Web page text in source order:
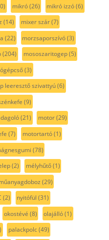
mikró(26) mikró izzó(6)
(14) mixer szár(7)
(22) morzsaporszívó(3)
(204) mososzaritogep(5)
(3)
leeresztő szivattyú(6)
(9)
(21) motor(29)
(7) motortartó(1)
(78)
(2) mélyhűtő(1)
(29)
(2) nyitófül (31)
okostévé (8) olajálló(1)
palackpolc(49)